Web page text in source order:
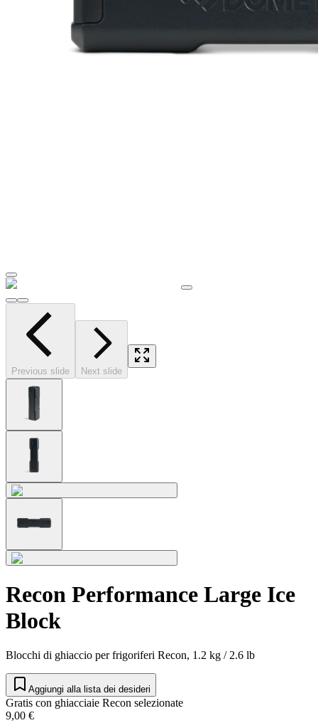
Previous slide Next slide
Recon Performance Large Ice
Block
Blocchi di ghiaccio per frigoriferi Recon, 1.2 kg / 2.6 lb
Aggiungi alla lista dei desideri
Gratis con ghiacciaie Recon selezionate
9,00 €